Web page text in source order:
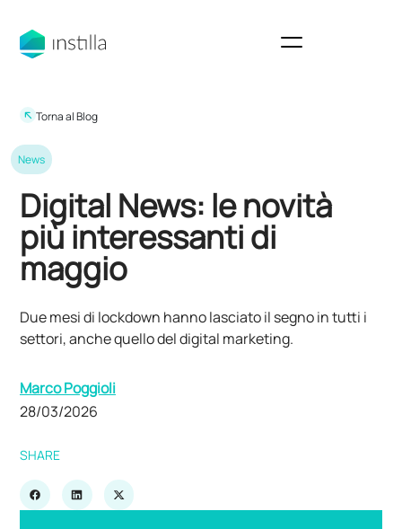
Torna al Blog
News
Digital News: le novità
più interessanti di
maggio
Due mesi di lockdown hanno lasciato il segno in tutti i
settori, anche quello del digital marketing.
Marco Poggioli
28/03/2026
SHARE